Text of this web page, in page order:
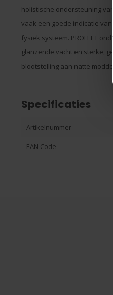
holistische ondersteuning
vaak een goede indicatie
fysiek systeem. PROFEET
glanzende vacht en sterke,
blootstelling aan natte
Specificaties
Artikelnummer
EAN Code